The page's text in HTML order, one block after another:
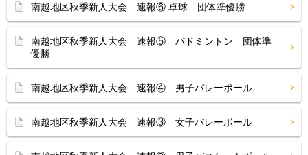
南越地区秋季新人大会 速報⑥ 卓球 団体準優勝
南越地区秋季新人大会 速報⑤ バドミントン 団体準
優勝
南越地区秋季新人大会 速報④ 男子バレーボール
南越地区秋季新人大会 速報③ 女子バレーボール